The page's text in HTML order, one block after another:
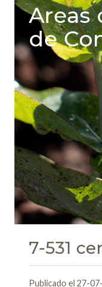
Areas
de
7-531
Publicado el 27-07-